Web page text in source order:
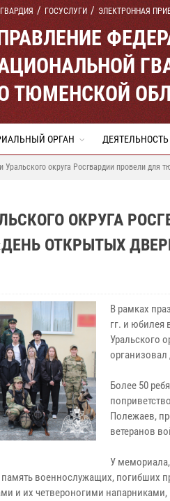
ГОСУСЛУГИ ЭЛЕКТРОННАЯ
ТЮМЕНСКОЙ
ОРГАН ДЕЯТЕЛЬНОСТЬ
Уральского округа Росгвардии провели
ОКРУГА
ОТКРЫТЫХ
В рамках
гг. и юбилея
Уральского
Более 50
Полежаев,
ветеранов
У
военнослужащих, погибших
и их четвероногими